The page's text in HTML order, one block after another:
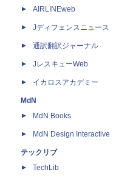
AIRLINEweb
Jディフェンスニュース
通訳翻訳ジャーナル
JレスキューWeb
イカロスアカデミー
MdN
MdN Books
MdN Design Interactive
テックリブ
TechLib